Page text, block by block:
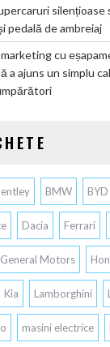
pedală de ambreiaj
cu
a ajuns un simplu
BMW BYD
Dacia Ferrari
General Motors
Kia Lamborghini
masini electrice